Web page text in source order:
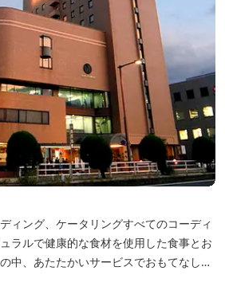
ィング、ケータリングすべてのコーディ
ラルで健康的な食材を使用した食事とお
中、あたたかいサービスでおもてなしい